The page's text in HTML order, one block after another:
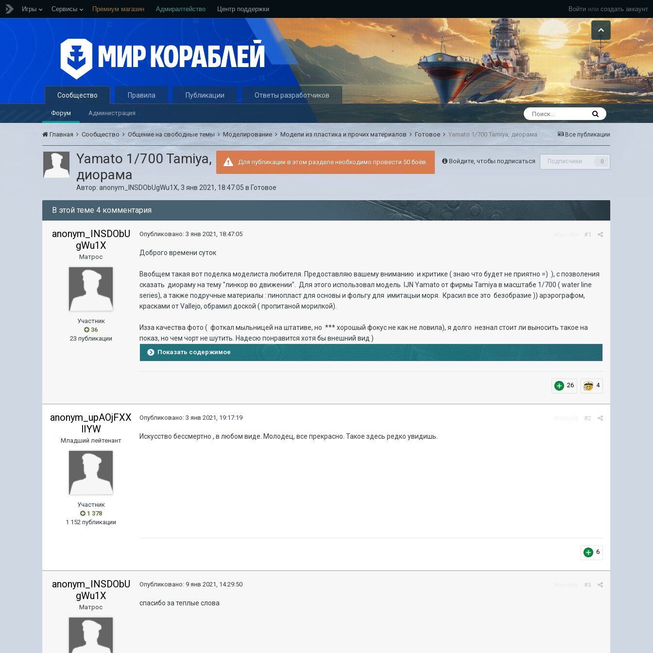
Войти или создать аккаунт
Игры Сервисы Премиум магазин Адмиралтейство Центр поддержки
Сообщество
Форум Администрация
Правила Публикации Ответы разработчиков
Все публикации
Главная Сообщество Общение на свободные темы Моделирование Модели из пластика и прочих материалов Готовое Yamato 1/700 Tamiya, диорама
Войдите, чтобы подписаться Подписчики 0
Для публикации в этом разделе необходимо провести 50 боёв.
Yamato 1/700 Tamiya,
диорама
Автор:anonym_INSDObUgWu1X,3 янв 2021, 18:47:05 в Готовое
В этой теме 4 комментария
anonym_INSDObU
gWu1X
Матрос
Участник
36
23 публикации
#1
Опубликовано:3 янв 2021, 18:47:05
Доброго времени суток
Ввобщем такая вот поделка моделиста любителя. Предоставляю вашему вниманию и критике ( знаю что будет не приятно =) ), с позволения
сказать диораму на тему "линкор во движении". Для этого использовал модель IJN Yamato от фирмы Tamiya в масштабе 1/700 ( water line
series), а также подручные материалы : пинопласт для основы и фольгу для имитацыи моря. Красил все это безобразие )) арэрографом,
красками от Vallejo, обрамил доской ( пропитаной морилкой).
Изза качества фото ( фоткал мыльницей на штативе, но *** хорошый фокус не как не ловила), я долго незнал стоит ли выносить такое на
показ, но чем чорт не шутить. Надесю понравится хотя бы внешний вид )
Показать содержимое
26 4
anonym_upAOjFXX
lIYW
Младший лейтенант
Участник
1 378
1 152 публикации
#2
Опубликовано:3 янв 2021, 19:17:19
Искусство бессмертно , в любом виде. Молодец, все прекрасно. Такое здесь редко увидишь.
6
anonym_INSDObU
gWu1X
Матрос
#3
Опубликовано: 9 янв 2021, 14:29:50
спасибо за теплые слова